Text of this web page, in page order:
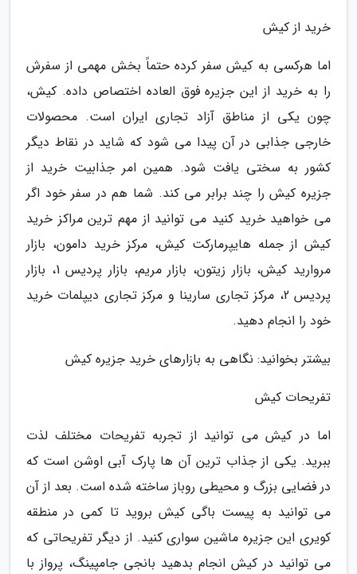
خرید از کیش
اما هرکسی به کیش سفر کرده حتماً بخش مهمی از سفرش
را به خرید از این جزیره فوق العاده اختصاص داده. کیش،
چون یکی از مناطق آزاد تجاری ایران است. محصولات
خارجی جذابی در آن پیدا می شود که شاید در نقاط دیگر
کشور به سختی یافت شود. همین امر جذابیت خرید از
جزیره کیش را چند برابر می کند. شما هم در سفر خود اگر
می خواهید خرید کنید می توانید از مهم ترین مراکز خرید
کیش از جمله هایپرمارکت کیش، مرکز خرید دامون، بازار
مروارید کیش، بازار زیتون، بازار مریم، بازار پردیس 1، بازار
پردیس 2، مرکز تجاری سارینا و مرکز تجاری دیپلمات خرید
خود را انجام دهید.
بیشتر بخوانید: نگاهی به بازارهای خرید جزیره کیش
تفریحات کیش
اما در کیش می توانید از تجربه تفریحات مختلف لذت
ببرید. یکی از جذاب ترین آن ها پارک آبی اوشن است که
در فضایی بزرگ و محیطی روباز ساخته شده است. بعد از آن
می توانید به پیست باگی کیش بروید تا کمی در منطقه
کویری این جزیره ماشین سواری کنید. از دیگر تفریحاتی که
می توانید در کیش انجام بدهید بانجی جامپینگ، پرواز با